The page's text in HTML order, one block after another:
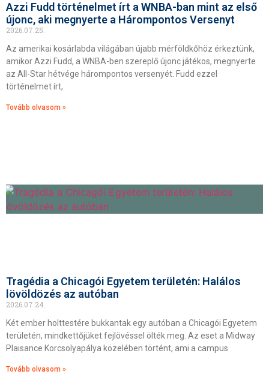
Azzi Fudd történelmet írt a WNBA-ban mint az első
újonc, aki megnyerte a Hárompontos Versenyt
2026.07.25.
Az amerikai kosárlabda világában újabb mérföldkőhöz érkeztünk,
amikor Azzi Fudd, a WNBA-ben szereplő újonc játékos, megnyerte
az All-Star hétvége hárompontos versenyét. Fudd ezzel
történelmet írt,
Tovább olvasom »
Tragédia a Chicagói Egyetem területén: Halálos
lövöldözés az autóban
2026.07.24.
Két ember holttestére bukkantak egy autóban a Chicagói Egyetem
területén, mindkettőjüket fejlövéssel ölték meg. Az eset a Midway
Plaisance Korcsolyapálya közelében történt, ami a campus
Tovább olvasom »